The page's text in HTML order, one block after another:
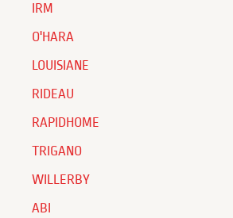
IRM
O'HARA
LOUISIANE
RIDEAU
RAPIDHOME
TRIGANO
WILLERBY
ABI